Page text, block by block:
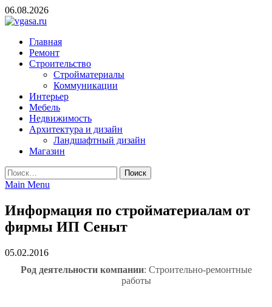
Skip
to
06.08.2026
vgasa.ru
Строительный журнал. Всё о строительстве и ремонтах
Главная
Ремонт
Строительство
Стройматериалы
Коммуникации
Интерьер
Мебель
Недвижимость
Архитектура и дизайн
Ландшафтный дизайн
Магазин
Найти:
Main Menu
Информация по стройматериалам от
фирмы ИП Сеныт
05.02.2016
Род деятельности компании: Строительно-ремонтные
работы